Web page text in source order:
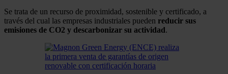
Se trata de un recurso de proximidad, sostenible y certificado, a
través del cual las empresas industriales pueden reducir sus
emisiones de CO2 y descarbonizar su actividad.